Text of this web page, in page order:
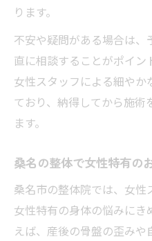
女性スタッフ整
リット
整体で女性特有
肩こりや腰痛に
肩こりや腰痛への整
整体施術で肩こ
ります。
不安や疑問がある場合は
直に相談することがポイン
女性スタッフによる細や
ており、納得してから施術
ます。
桑名の整体で女性特有の
桑名市の整体院では、女性
女性特有の身体の悩みにき
えば、産後の骨盤の歪みや